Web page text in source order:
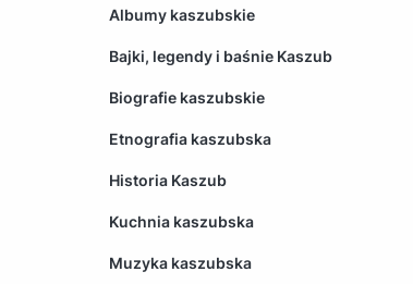
Albumy kaszubskie
Bajki, legendy i baśnie Kaszub
Biografie kaszubskie
Etnografia kaszubska
Historia Kaszub
Kuchnia kaszubska
Muzyka kaszubska